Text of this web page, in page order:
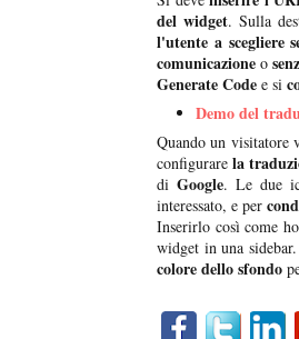
del widget. Sulla
l'utente a scegliere
comunicazione o
Generate Code e si
Demo del
Quando un visitatore
configurare la
di Google. Le due
interessato, e per
Inserirlo così come
widget in una
colore dello sfondo